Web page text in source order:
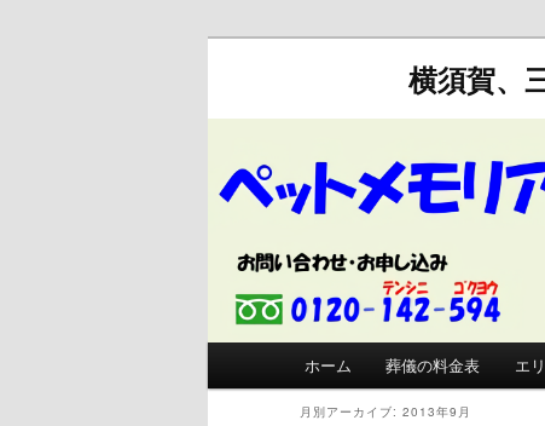
横須賀、
メインメニュー
メインコンテンツへ移動
サブコンテンツへ移動
ホーム 葬儀の料金表 エ
月別アーカイブ: 2013年9月